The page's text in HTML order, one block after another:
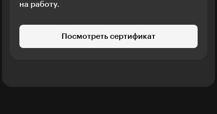
на работу.
Посмотреть сертификат